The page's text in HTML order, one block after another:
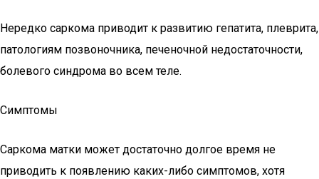
Нередко саркома приводит к развитию гепатита, плеврита,
патологиям позвоночника, печеночной недостаточности,
болевого синдрома во всем теле.
Симптомы
Саркома матки может достаточно долгое время не
приводить к появлению каких-либо симптомов, хотя